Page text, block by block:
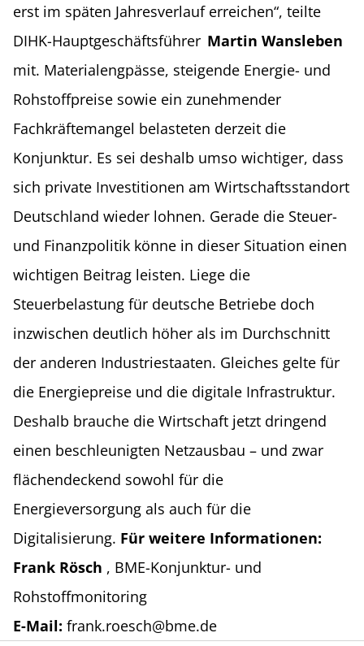
erst im späten Jahresverlauf erreichen“, teilte
DIHK-Hauptgeschäftsführer Martin Wansleben
mit. Materialengpässe, steigende Energie- und
Rohstoffpreise sowie ein zunehmender
Fachkräftemangel belasteten derzeit die
Konjunktur. Es sei deshalb umso wichtiger, dass
sich private Investitionen am Wirtschaftsstandort
Deutschland wieder lohnen. Gerade die Steuer-
und Finanzpolitik könne in dieser Situation einen
wichtigen Beitrag leisten. Liege die
Steuerbelastung für deutsche Betriebe doch
inzwischen deutlich höher als im Durchschnitt
der anderen Industriestaaten. Gleiches gelte für
die Energiepreise und die digitale Infrastruktur.
Deshalb brauche die Wirtschaft jetzt dringend
einen beschleunigten Netzausbau – und zwar
flächendeckend sowohl für die
Energieversorgung als auch für die
Digitalisierung. Für weitere Informationen:
Frank Rösch , BME-Konjunktur- und
Rohstoffmonitoring
E-Mail: frank.roesch@bme.de